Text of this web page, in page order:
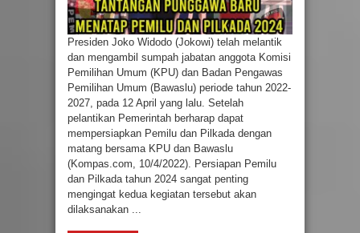
Presiden Joko Widodo (Jokowi) telah melantik
dan mengambil sumpah jabatan anggota Komisi
Pemilihan Umum (KPU) dan Badan Pengawas
Pemilihan Umum (Bawaslu) periode tahun 2022-
2027, pada 12 April yang lalu. Setelah
pelantikan Pemerintah berharap dapat
mempersiapkan Pemilu dan Pilkada dengan
matang bersama KPU dan Bawaslu
(Kompas.com, 10/4/2022). Persiapan Pemilu
dan Pilkada tahun 2024 sangat penting
mengingat kedua kegiatan tersebut akan
dilaksanakan ...